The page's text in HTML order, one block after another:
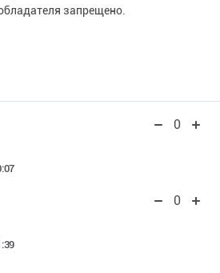
запрещено.
0
0